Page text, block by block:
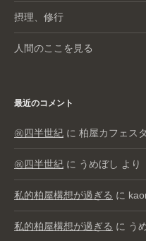
摂理、修行
人間のここを見る
最近のコメント
㊗️四半世紀 に 柏屋カフェス
㊗️四半世紀 に うめぼし より
私的柏屋構想が過ぎる に
私的柏屋構想が過ぎる に う